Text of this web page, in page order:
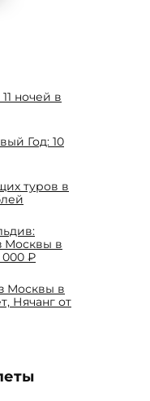
ночей в
Год: 10
туров в
Москвы в
000 ₽
Москвы в
Нячанг от